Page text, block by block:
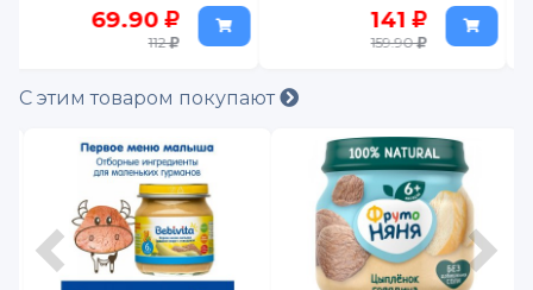
железом 190 г141
159.90
99
184
С этим товаром покупают